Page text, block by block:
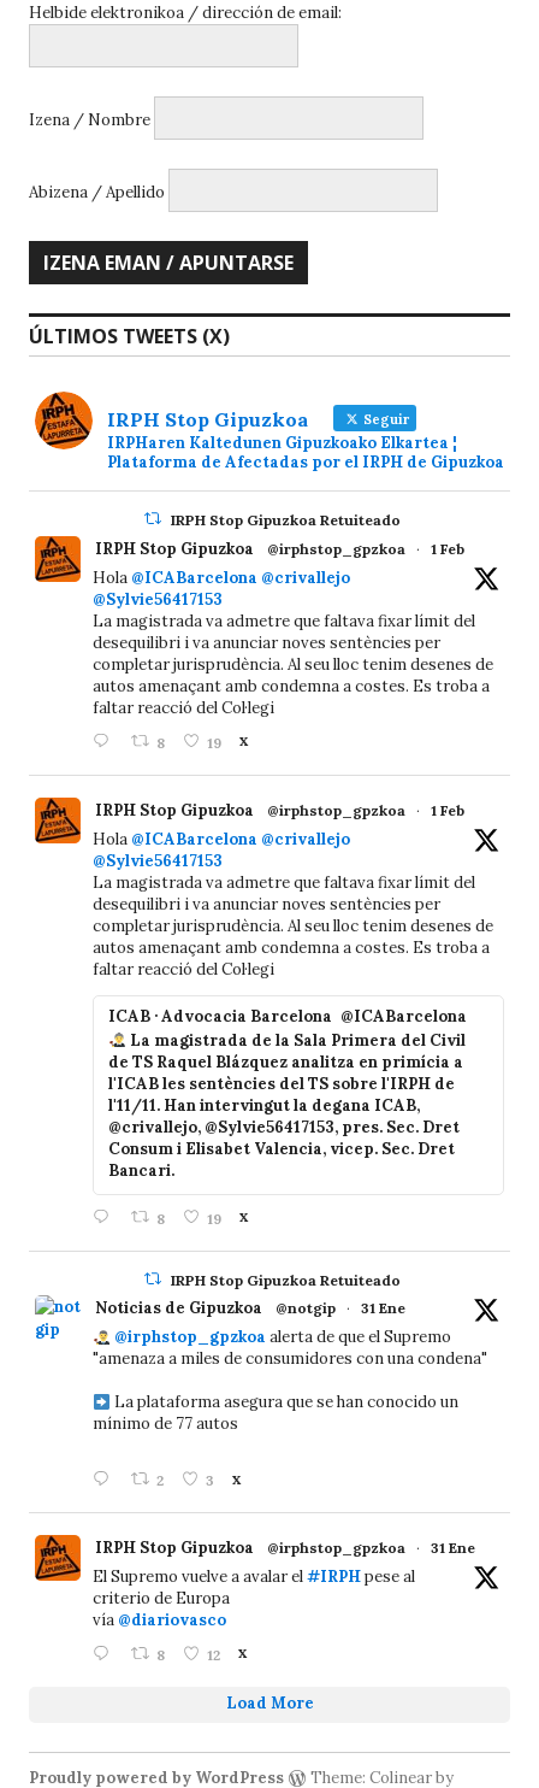
Helbide elektronikoa / dirección de email:
Izena / Nombre
Abizena / Apellido
ÚLTIMOS TWEETS (X)
IRPH Stop Gipuzkoa Seguir
IRPHaren Kaltedunen Gipuzkoako Elkartea ¦
Plataforma de Afectadas por el IRPH de Gipuzkoa
IRPH Stop Gipuzkoa Retuiteado
IRPH Stop Gipuzkoa @irphstop_gpzkoa · 1 Feb
Hola @ICABarcelona @crivallejo
@Sylvie56417153
La magistrada va admetre que faltava fixar límit del
desequilibri i va anunciar noves sentències per
completar jurisprudència. Al seu lloc tenim desenes de
autos amenaçant amb condemna a costes. Es troba a
faltar reacció del Col·legi
8 19 X
IRPH Stop Gipuzkoa @irphstop_gpzkoa · 1 Feb
Hola @ICABarcelona @crivallejo
@Sylvie56417153
La magistrada va admetre que faltava fixar límit del
desequilibri i va anunciar noves sentències per
completar jurisprudència. Al seu lloc tenim desenes de
autos amenaçant amb condemna a costes. Es troba a
faltar reacció del Col·legi
ICAB · Advocacia Barcelona @ICABarcelona
La magistrada de la Sala Primera del Civil
de TS Raquel Blázquez analitza en primícia a
l'ICAB les sentències del TS sobre l'IRPH de
l'11/11. Han intervingut la degana ICAB,
@crivallejo, @Sylvie56417153, pres. Sec. Dret
Consum i Elisabet Valencia, vicep. Sec. Dret
Bancari.
8 19 X
IRPH Stop Gipuzkoa Retuiteado
Noticias de Gipuzkoa @notgip · 31 Ene
@irphstop_gpzkoa alerta de que el Supremo
"amenaza a miles de consumidores con una condena"
La plataforma asegura que se han conocido un
mínimo de 77 autos
2 3 X
IRPH Stop Gipuzkoa @irphstop_gpzkoa · 31 Ene
El Supremo vuelve a avalar el#IRPHpese al
criterio de Europa
vía @diariovasco
8 12 X
Load More
Proudly powered by WordPress Theme: Colinear by